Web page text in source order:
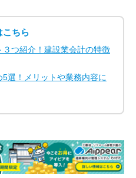
こちら
つ紹介！建設業会計の特徴
選！メリットや業務内容に